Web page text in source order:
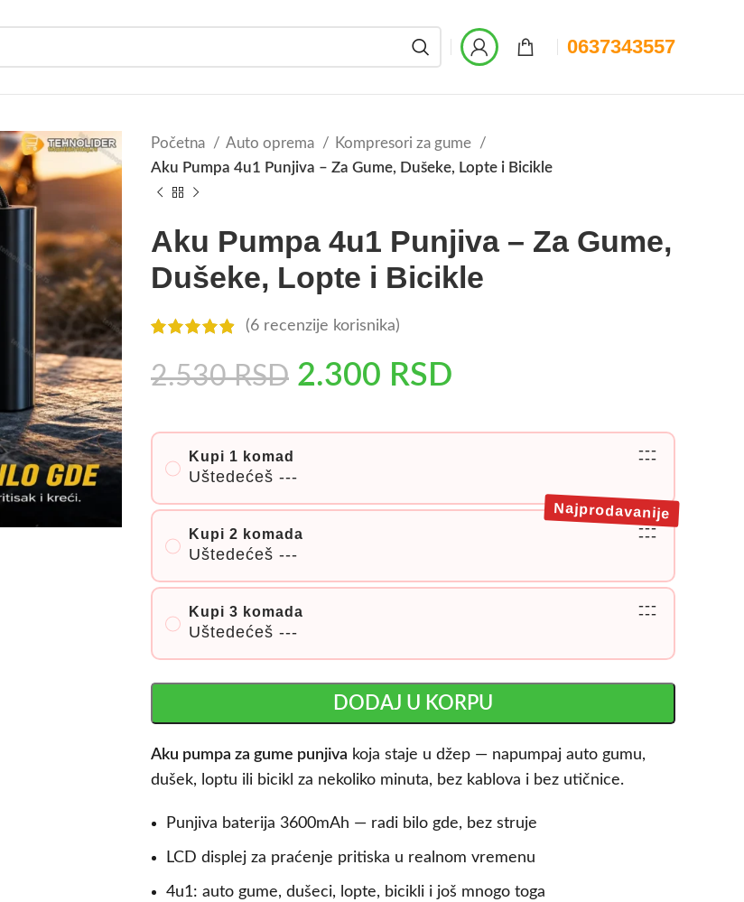
0637343557
Početna Auto oprema
Kompresori za gume
Aku Pumpa 4u1 Punjiva – Za Gume, Dušeke, Lopte i Bicikle
Aku Pumpa 4u1 Punjiva – Za Gume,
Dušeke, Lopte i Bicikle
(6 recenzije korisnika)
2.530RSD 2.300 RSD
Kupi 1 komad
Uštedećeš ---
---
---
Kupi 2 komada
Uštedećeš ---
---
---
Najprodavanije
Kupi 3 komada
Uštedećeš ---
---
---
DODAJ U KORPU
Aku pumpa za gume punjiva koja staje u džep — napumpaj auto gumu,
dušek, loptu ili bicikl za nekoliko minuta, bez kablova i bez utičnice.
Punjiva baterija 3600mAh — radi bilo gde, bez struje
LCD displej za praćenje pritiska u realnom vremenu
4u1: auto gume, dušeci, lopte, bicikli i još mnogo toga